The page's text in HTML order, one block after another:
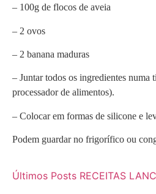
– 100g de flocos de aveia
– 2 ovos
– 2 banana maduras
– Juntar todos os ingredientes
processador de alimentos).
– Colocar em formas de silicone e
Podem guardar no frigorífico ou
Últimos Posts RECEITAS